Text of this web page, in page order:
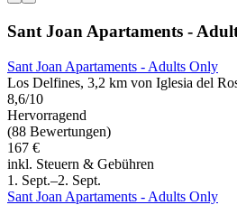
Sant Joan Apartaments -
Sant Joan Apartaments - Adults Only
Los Delfines, 3,2 km von Iglesia del
8,6/10
Hervorragend
(88 Bewertungen)
167 €
inkl. Steuern & Gebühren
1. Sept.–2. Sept.
Sant Joan Apartaments - Adults Only